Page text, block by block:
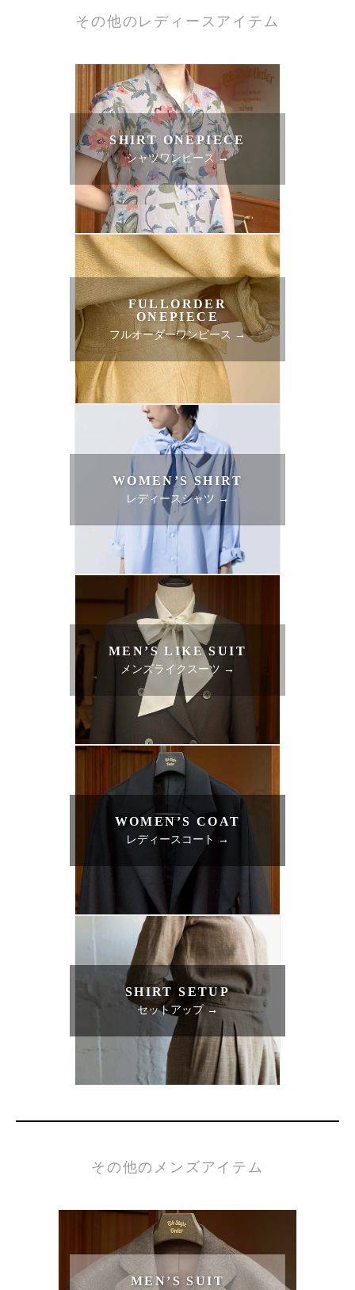
その他のレディースアイテム
SHIRT ONEPIECE
シャツワンピース →
FULLORDER
ONEPIECE
フルオーダーワンピース →
WOMEN’S SHIRT
レディースシャツ →
MEN’S LIKE SUIT
メンズライクスーツ →
WOMEN’S COAT
レディースコート →
SHIRT SETUP
セットアップ →
その他のメンズアイテム
MEN’S SUIT